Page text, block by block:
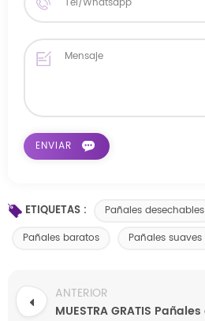
ETIQUETAS : Pañales desechables
Pañales baratos
Pañales
ANTERIOR